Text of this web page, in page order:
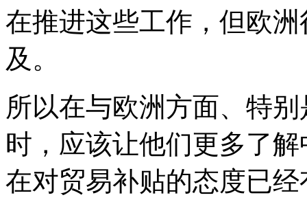
在推进这些工作，但欧
及。
所以在与欧洲方面、特
时，应该让他们更多了
在对贸易补贴的态度已